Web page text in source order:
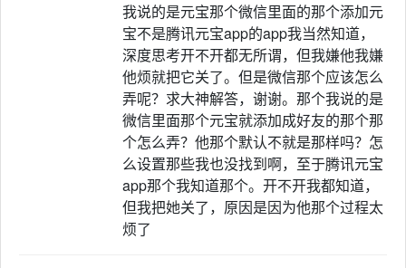
我说的是元宝那个微信里面的那个添加元
宝不是腾讯元宝app的app我当然知道，
深度思考开不开都无所谓，但我嫌他我嫌
他烦就把它关了。但是微信那个应该怎么
弄呢？求大神解答，谢谢。那个我说的是
微信里面那个元宝就添加成好友的那个那
个怎么弄？他那个默认不就是那样吗？怎
么设置那些我也没找到啊，至于腾讯元宝
app那个我知道那个。开不开我都知道，
但我把她关了，原因是因为他那个过程太
烦了